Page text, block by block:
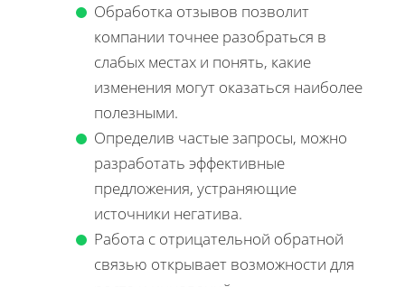
Обработка отзывов позволит
компании точнее разобраться в
слабых местах и понять, какие
изменения могут оказаться наиболее
полезными.
Определив частые запросы, можно
разработать эффективные
предложения, устраняющие
источники негатива.
Работа с отрицательной обратной
связью открывает возможности для